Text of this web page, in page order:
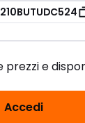
prezzi e
Accedi